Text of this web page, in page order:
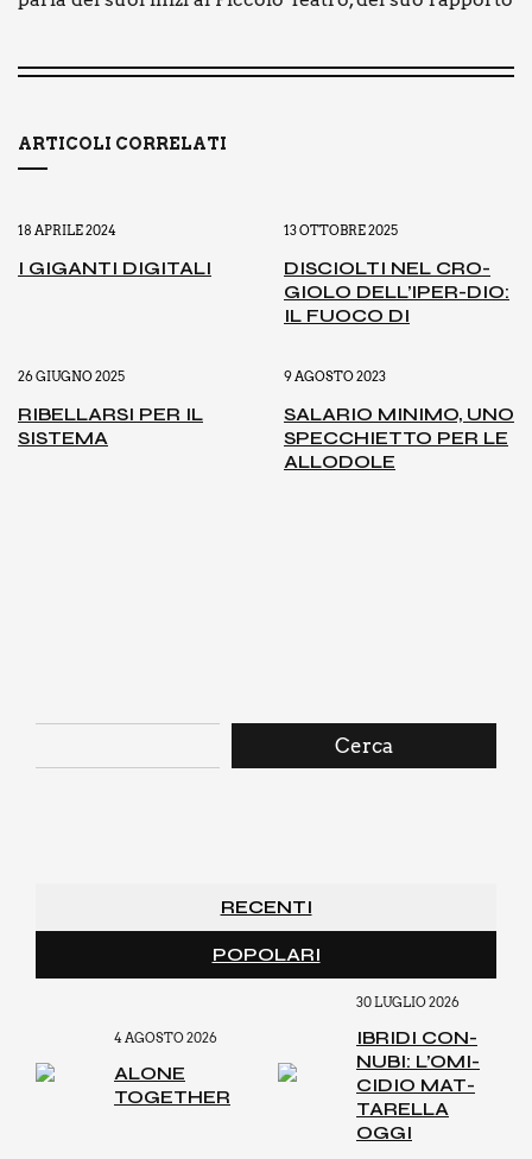
ARTICOLI CORRELATI
18 APRILE 2024
I GIGAN­TI DIGI­TA­LI
13 OTTOBRE 2025
DISCIOL­TI NEL CRO­
GIO­LO DEL­L’I­PER-DIO:
IL FUO­CO DI
26 GIUGNO 2025
RIBEL­LAR­SI PER IL
SISTE­MA
9 AGOSTO 2023
SALA­RIO MINI­MO, UNO
SPEC­CHIET­TO PER LE
ALLO­DO­LE
Cerca
RECENTI
POPOLARI
4 AGOSTO 2026
ALO­NE
TOGE­THER
30 LUGLIO 2026
IBRI­DI CON­
NU­BI: L’O­MI­
CI­DIO MAT­
TA­REL­LA
OGGI